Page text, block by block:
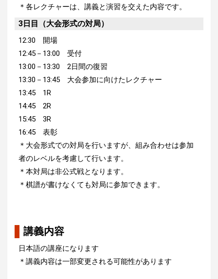
＊各レクチャーは、講義と演習を交えた内容です。
3日目（大会形式の対局）
12:30 開場
12:45－13:00 受付
13:00－13:30 2日間の復習
13:30－13:45 大会参加に向けたレクチャー
13:45 1R
14:45 2R
15:45 3R
16:45 表彰
＊大会形式での対局を行いますが、組み合わせは参加
者のレベルを考慮して行います。
＊本対局は非公式戦となります。
＊棋譜が書けなくても対局に参加できます。
講義内容
日本語の講座になります
＊講義内容は一部変更される可能性があります